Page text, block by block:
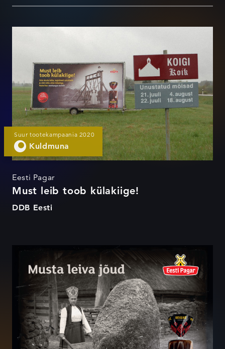
Suur tootekampaania 2020
Kuldmuna
Eesti Pagar
Must leib toob külakiige!
DDB Eesti
Must leib toob külakiige!